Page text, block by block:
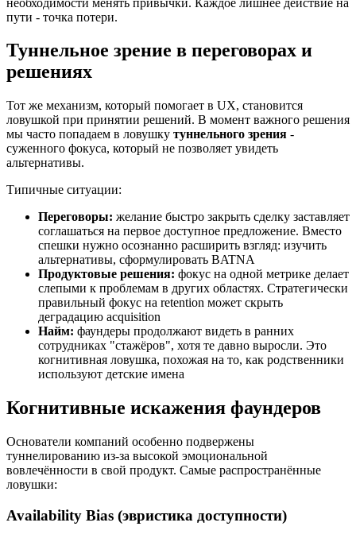
пути - точка потери.
Туннельное зрение в переговорах и
решениях
Тот же механизм, который помогает в UX, становится
ловушкой при принятии решений. В момент важного решения
мы часто попадаем в ловушку туннельного зрения -
суженного фокуса, который не позволяет увидеть
альтернативы.
Типичные ситуации:
Переговоры: желание быстро закрыть сделку заставляет
соглашаться на первое доступное предложение. Вместо
спешки нужно осознанно расширить взгляд: изучить
альтернативы, сформулировать BATNA
Продуктовые решения: фокус на одной метрике делает
слепыми к проблемам в других областях. Стратегически
правильный фокус на retention может скрыть
деградацию acquisition
Найм: фаундеры продолжают видеть в ранних
сотрудниках "стажёров", хотя те давно выросли. Это
когнитивная ловушка, похожая на то, как родственники
используют детские имена
Когнитивные искажения фаундеров
Основатели компаний особенно подвержены
туннелированию из-за высокой эмоциональной
вовлечённости в свой продукт. Самые распространённые
ловушки:
Availability Bias (эвристика доступности)